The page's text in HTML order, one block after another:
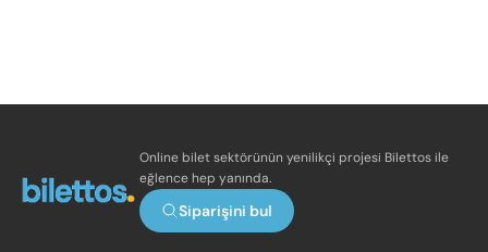
Online bilet sektörünün yenilikçi projesi Bilettos ile
eğlence hep yanında.
Siparişini bul